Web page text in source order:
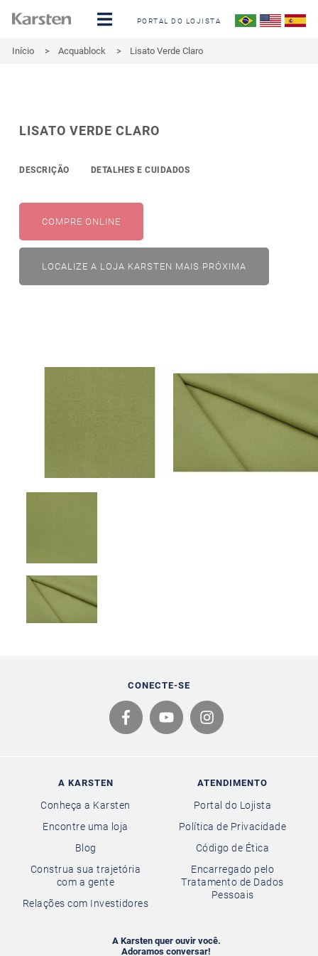
PORTAL DO LOJISTA
Início > Acquablock > Lisato Verde Claro
LISATO VERDE CLARO
DESCRIÇÃO DETALHES E CUIDADOS
COMPRE ONLINE
LOCALIZE A LOJA KARSTEN MAIS PRÓXIMA
CONECTE-SE
A KARSTEN
Conheça a Karsten
Encontre uma loja
Blog
Construa sua trajetória
com a gente
Relações com Investidores
ATENDIMENTO
Portal do Lojista
Política de Privacidade
Código de Ética
Encarregado pelo
Tratamento de Dados
Pessoais
A Karsten quer ouvir você.
Adoramos conversar!